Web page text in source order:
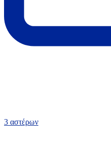
3 αστέρων